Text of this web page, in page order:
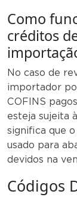
Como
créditos
No caso de
importador
COFINS
esteja sujeita
significa que
usado para
devidos na
Códigos